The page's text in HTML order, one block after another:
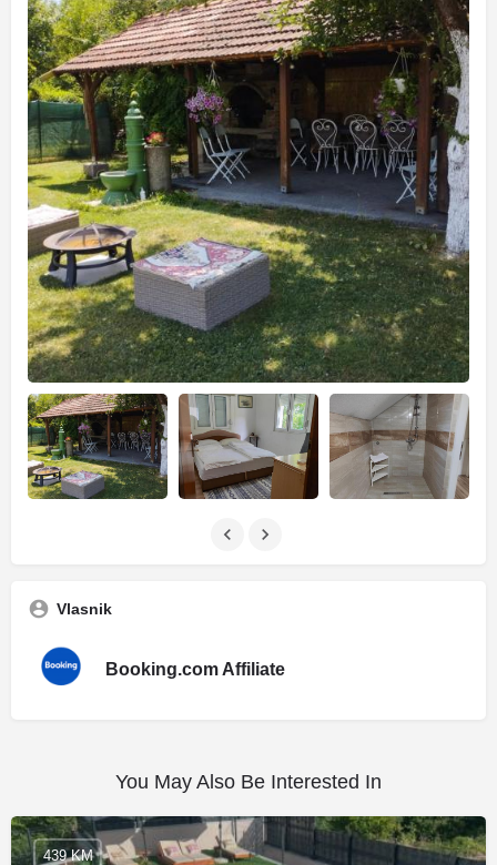
Vlasnik
Booking.com Affiliate
You May Also Be Interested In
439 KM